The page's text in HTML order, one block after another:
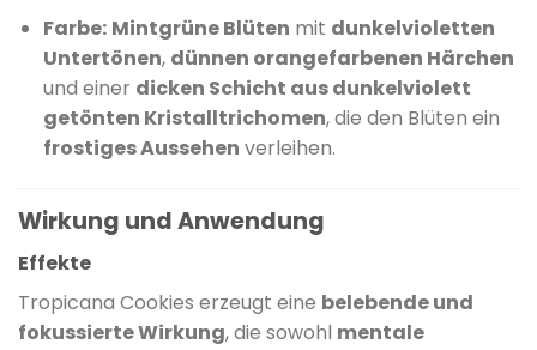
Farbe: Mintgrüne Blüten mit dunkelvioletten
Untertönen, dünnen orangefarbenen Härchen
und einer dicken Schicht aus dunkelviolett
getönten Kristalltrichomen, die den Blüten ein
frostiges Aussehen verleihen.
Wirkung und Anwendung
Effekte
Tropicana Cookies erzeugt eine belebende und
fokussierte Wirkung, die sowohl mentale